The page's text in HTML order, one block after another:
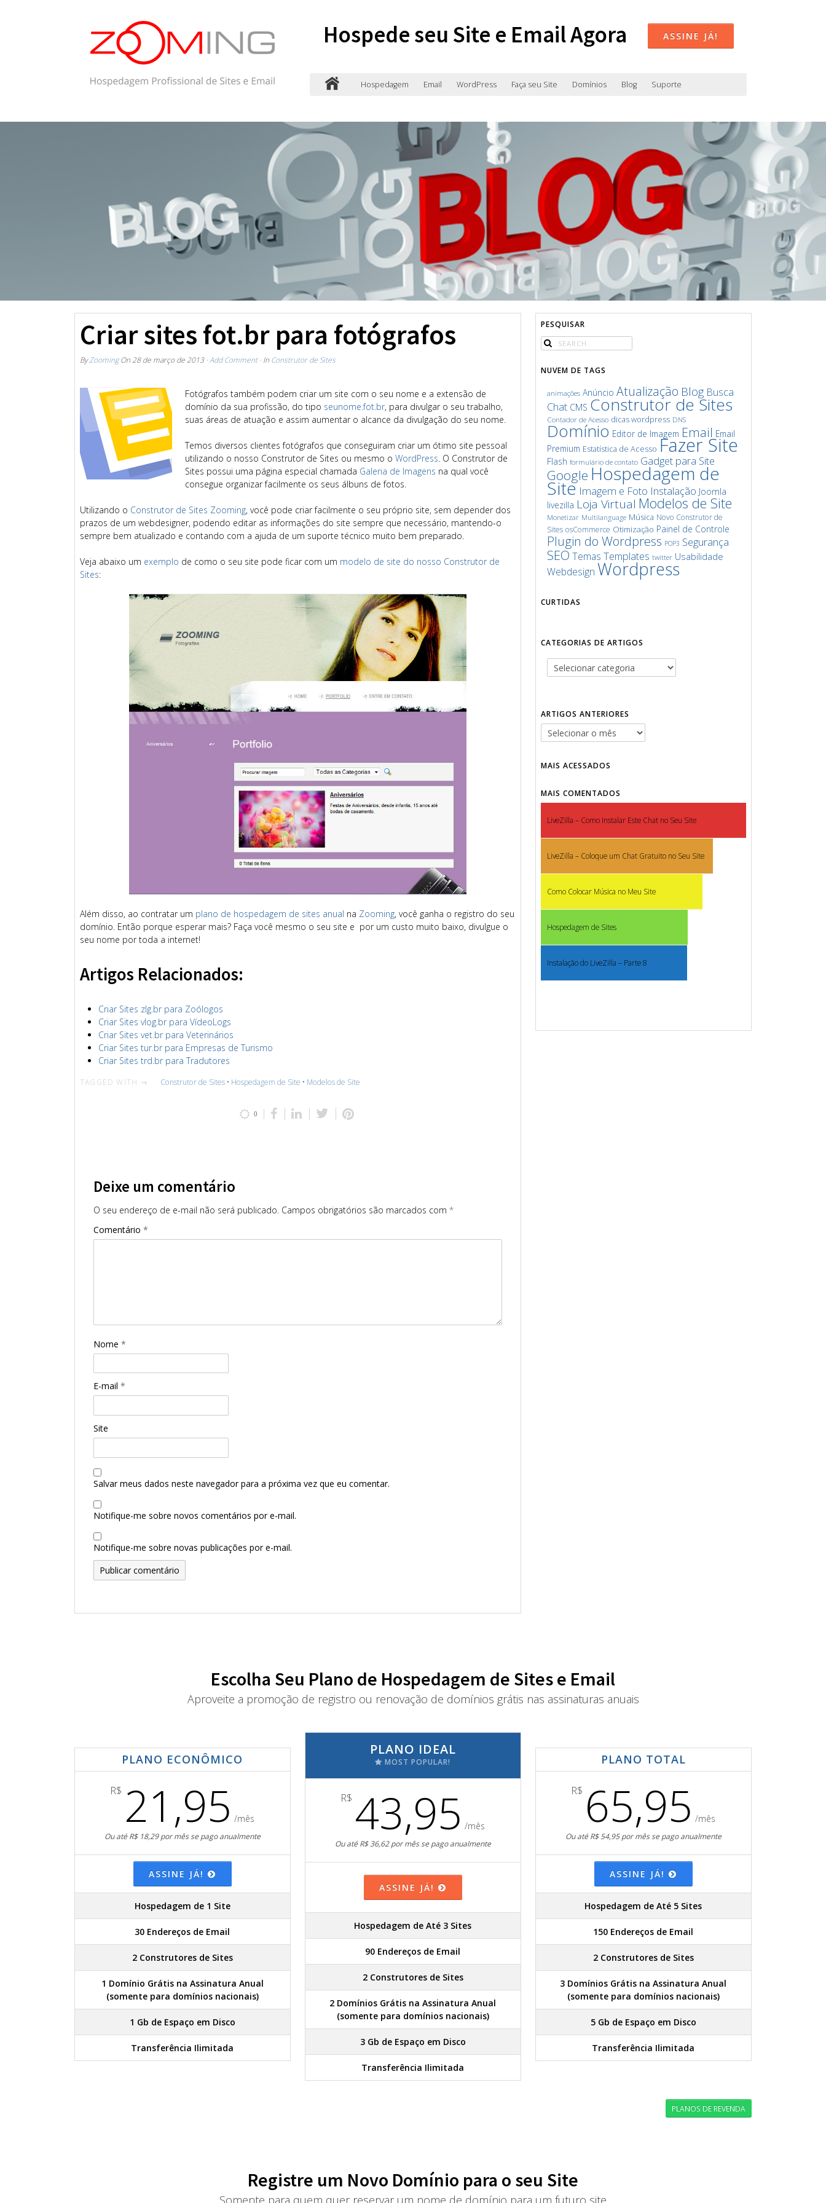
Hospede seu Site e Email Agora ASSINE JÁ!
Hospedagem Email WordPress Faça seu Site Domínios Blog Suporte
Criar sites fot.br para fotógrafos
ByZoomingOn 28 de março de 2013· Add Comment· In Construtor de Sites
Fotógrafos também podem criar um site com o seu nome e a extensão de
domínio da sua profissão, do tipo seunome.fot.br, para divulgar o seu trabalho,
suas áreas de atuação e assim aumentar o alcance da divulgação do seu nome.
Temos diversos clientes fotógrafos que conseguiram criar um ótimo site pessoal
utilizando o nosso Construtor de Sites ou mesmo o WordPress. O Construtor de
Sites possui uma página especial chamada Galeria de Imagens na qual você
consegue organizar facilmente os seus álbuns de fotos.
Utilizando o Construtor de Sites Zooming, você pode criar facilmente o seu próprio site, sem depender dos
prazos de um webdesigner, podendo editar as informações do site sempre que necessário, mantendo-o
sempre bem atualizado e contando com a ajuda de um suporte técnico muito bem preparado.
Veja abaixo um exemplo de como o seu site pode ficar com um modelo de site do nosso Construtor de
Sites:
Além disso, ao contratar um plano de hospedagem de sites anual na Zooming, você ganha o registro do seu
domínio. Então porque esperar mais? Faça você mesmo o seu site e por um custo muito baixo, divulgue o
seu nome por toda a internet!
Artigos Relacionados:
Criar Sites zlg.br para Zoólogos
Criar Sites vlog.br para VídeoLogs
Criar Sites vet.br para Veterinários
Criar Sites tur.br para Empresas de Turismo
Criar Sites trd.br para Tradutores
TAGGED WITH → Construtor de Sites• Hospedagem de Site • Modelos de Site
0
Deixe um comentário
O seu endereço de e-mail não será publicado. Campos obrigatórios são marcados com *
Comentário *
Nome *
E-mail *
Site
Salvar meus dados neste navegador para a próxima vez que eu comentar.
Notifique-me sobre novos comentários por e-mail.
Notifique-me sobre novas publicações por e-mail.
PESQUISAR
NUVEM DE TAGS
animações Anúncio Atualização Blog Busca
Chat CMS Construtor de Sites
Contador de Acesso dicas wordpress DNS
Domínio Editor de Imagem Email Email
Premium Estatística de Acesso Fazer Site
Flash formulário de contato Gadget para Site
Google Hospedagem de
Site Imagem e Foto Instalação Joomla
livezilla Loja Virtual Modelos de Site
Monetizar Multilanguage Música Novo Construtor de
Sites osCommerce Otimização Painel de Controle
Plugin do Wordpress POP3 Segurança
SEO Temas Templates twitter Usabilidade
Webdesign Wordpress
CURTIDAS
CATEGORIAS DE ARTIGOS
ARTIGOS ANTERIORES
MAIS ACESSADOS
MAIS COMENTADOS
LiveZilla – Como Instalar Este Chat no Seu Site
LiveZilla – Coloque um Chat Gratuito no Seu Site
Como Colocar Música no Meu Site
Hospedagem de Sites
Instalação do LiveZilla – Parte 8
Escolha Seu Plano de Hospedagem de Sites e Email
Aproveite a promoção de registro ou renovação de domínios grátis nas assinaturas anuais
PLANO ECONÔMICO
R$ 21,95 /mês
Ou até R$ 18,29 por mês se pago anualmente
ASSINE JÁ!
Hospedagem de 1 Site
30 Endereços de Email
2 Construtores de Sites
1 Domínio Grátis na Assinatura Anual
(somente para domínios nacionais)
1 Gb de Espaço em Disco
Transferência Ilimitada
PLANO IDEAL
MOST POPULAR!
R$ 43,95 /mês
Ou até R$ 36,62 por mês se pago anualmente
ASSINE JÁ!
Hospedagem de Até 3 Sites
90 Endereços de Email
2 Construtores de Sites
2 Domínios Grátis na Assinatura Anual
(somente para domínios nacionais)
3 Gb de Espaço em Disco
Transferência Ilimitada
PLANO TOTAL
R$ 65,95 /mês
Ou até R$ 54,95 por mês se pago anualmente
ASSINE JÁ!
Hospedagem de Até 5 Sites
150 Endereços de Email
2 Construtores de Sites
3 Domínios Grátis na Assinatura Anual
(somente para domínios nacionais)
5 Gb de Espaço em Disco
Transferência Ilimitada
PLANOS DE REVENDA
Registre um Novo Domínio para o seu Site